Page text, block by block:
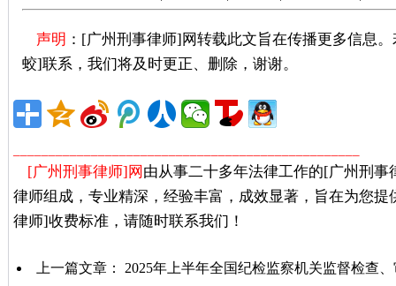
声明 ：[广州刑事律师]网转载此文旨在传播更多信息
蛟]联系，我们将及时更正、删除，谢谢。
[广州刑事律师]网 由从事二十多年法律工作的[广州刑
律师组成，专业精深，经验丰富，成效显著，旨在为您
律师]收费标准，请随时联系我们！
上一篇文章： 2025年上半年全国纪检监察机关监督检查